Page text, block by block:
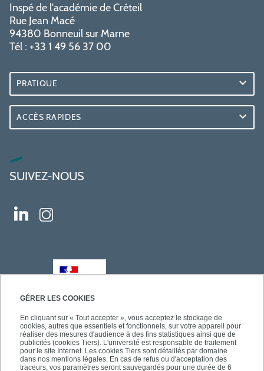
GÉRER LES COOKIES
En cliquant sur « Tout accepter », vous acceptez le stockage de
cookies, autres que essentiels et fonctionnels, sur votre appareil pour
réaliser des mesures d'audience à des fins statistiques ainsi que de
publicités (cookies Tiers). L'université est responsable de traitement
pour le site Internet. Les cookies Tiers sont détaillés par domaine
dans nos mentions légales. En cas de refus ou d'acceptation des
traceurs, vos paramètres seront sauvegardés pour une durée de 6
Inspé de l'académie de Créteil
Rue Jean Macé
94380 Bonneuil sur Marne
Tél : +33 1 49 56 37 00
PRATIQUE
ACCÈS RAPIDES
SUIVEZ-NOUS